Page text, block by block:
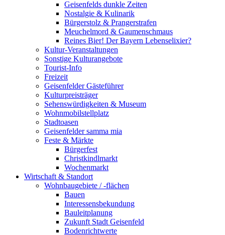
Geisenfelds dunkle Zeiten
Nostalgie & Kulinarik
Bürgerstolz & Prangerstrafen
Meuchelmord & Gaumenschmaus
Reines Bier! Der Bayern Lebenselixier?
Kultur-Veranstaltungen
Sonstige Kulturangebote
Tourist-Info
Freizeit
Geisenfelder Gästeführer
Kulturpreisträger
Sehenswürdigkeiten & Museum
Wohnmobilstellplatz
Stadtoasen
Geisenfelder samma mia
Feste & Märkte
Bürgerfest
Christkindlmarkt
Wochenmarkt
Wirtschaft & Standort
Wohnbaugebiete / -flächen
Bauen
Interessensbekundung
Bauleitplanung
Zukunft Stadt Geisenfeld
Bodenrichtwerte